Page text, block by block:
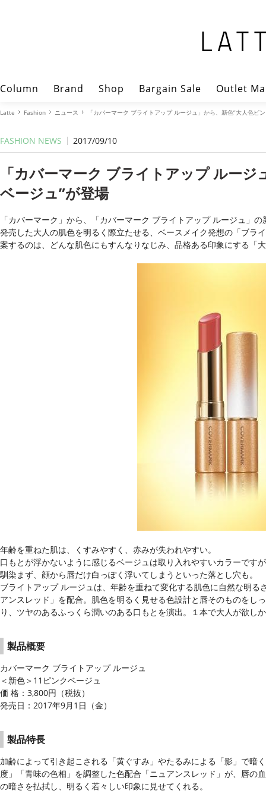
Column Brand Shop Bargain Sale Outlet
Latte Fashion ニュース 「カバーマーク ブライトアップ ルージュ」から、新色”大人色ピ
FASHION NEWS 2017/09/10
「カバーマーク ブライトアップ ルー
ベージュ”が登場
「カバーマーク」から、「カバーマーク ブライトアップ ルージュ」
発売した大人の肌色を明るく際立たせる、ベースメイク発想の「ブラ
案するのは、どんな肌色にもすんなりなじみ、品格ある印象にする「
年齢を重ねた肌は、くすみやすく、赤みが失われやすい。
口もとが浮かないように感じるベージュは取り入れやすいカラーです
馴染まず、顔から唇だけ白っぽく浮いてしまうといった落とし穴も。
ブライトアップ ルージュは、年齢を重ねて変化する肌色に自然な明
アンスレッド」を配合。肌色を明るく見せる色設計と唇そのものをし
り、ツヤのあるふっくら潤いのある口もとを演出。１本で大人が欲し
製品概要
カバーマーク ブライトアップ ルージュ
＜新色＞11ピンクベージュ
価 格：3,800円（税抜）
発売日：2017年9月1日（金）
製品特長
加齢によって引き起こされる「黄ぐすみ」やたるみによる「影」で暗
度」「青味の色相」を調整した色配合「ニュアンスレッド」が、唇の
の暗さを払拭し、明るく若々しい印象に見せてくれる。